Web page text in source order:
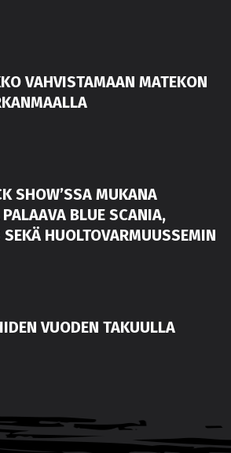
VAHVISTAMAAN MATEKON
SHOW’SSA MUKANA
BLUE SCANIA,
SEKÄ HUOLTOVARMUUSSEMIN
VUODEN TAKUULLA